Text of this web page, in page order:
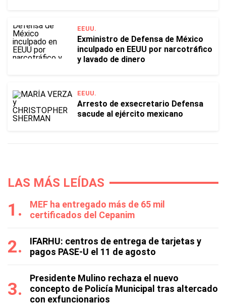
EEUU.
Exministro de Defensa de México
inculpado en EEUU por narcotráfico
y lavado de dinero
EEUU.
Arresto de exsecretario Defensa
sacude al ejército mexicano
LAS MÁS LEÍDAS
MEF ha entregado más de 65 mil
certificados del Cepanim
IFARHU: centros de entrega de tarjetas y
pagos PASE-U el 11 de agosto
Presidente Mulino rechaza el nuevo
concepto de Policía Municipal tras altercado
con exfuncionarios